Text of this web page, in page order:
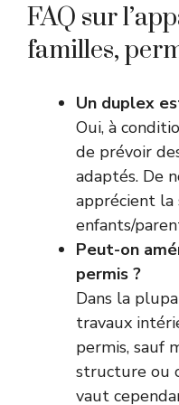
FAQ sur
familles,
Un duplex
Oui, à
de prévoir
adaptés. De
apprécient la
enfants/
Peut-on
permis ?
Dans la
travaux
permis, sauf
structure ou
vaut